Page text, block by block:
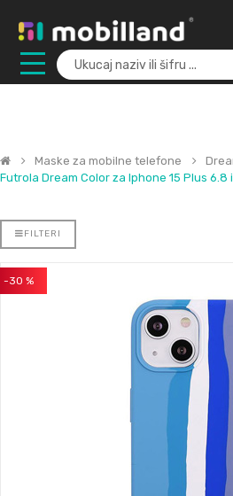
Maske za mobilne telefone
Futrola Dream Color za Iphone 15 Plus 6.8
FILTERI
-30 %